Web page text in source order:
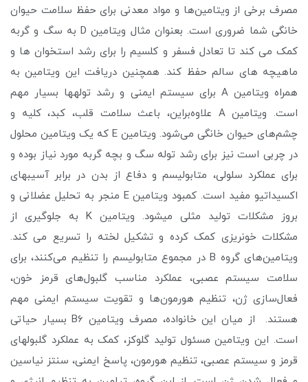
مصرف برخی از ویتامین‌ها و مواد معدنی برای حفظ سلامت حیوان
خانگی شما ضروری است. بعنوان مثال ویتامین D به سگ و گربه
کمک می کند تا تعادل فسفر و کلسیم را برای رشد استخوان ها و
ماهیچه های سالم حفظ کند. همچنین دریافت این ویتامین به
همراه ویتامین A برای سیستم ایمنی و رشد توله­ها بسیار مهم
است. ویتامین A علاوه‌براین، باعث سلامت قلب، کبد، کلیه و
چشم‌های حیوان خانگی می‌شود. ویتامین E که یک ویتامین محلول
در چربی است نیز برای رشد توله سگ و بچه گربه مورد نیاز بوده و
برای عملکرد سلولی، متابولیسم و دفاع از بدن در برابر آسیب­های
اکسیداتیو مفید است. کمبود ویتامین E منجر به تحلیل عضلانی و
بروز مشکلات تولید مثلی می­شود. ویتامین K به جلوگیری از
مشکلات خونریزی کمک کرده و تشکیل لخته را تسریع می کند.
ویتامین‌های گروه B در مجموع متابولیسم را تنظیم می‌کنند، برای
سلامت سیستم عصبی، عملکرد مناسب گلبول‌های قرمز خون،
فعال‌سازی ژن، تنظیم هورمون‌ها و تقویت سیستم ایمنی مهم
هستند. از میان این خانواده، مصرف ویتامین B6 بسیار حیاتی
است. این ویتامین مسئول تولید گلوکز، کمک به عملکرد گلبول­های
قرمز و سیستم عصبی، تنظیم هورمون، پاسخ ایمنی، سنتز نیاسین